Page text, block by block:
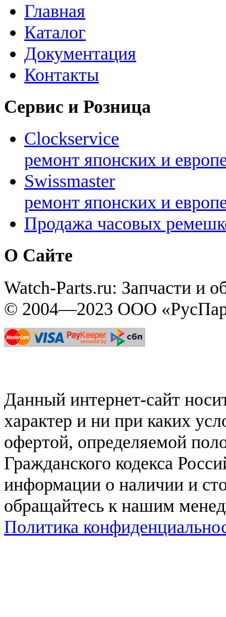
Главная
Каталог
Документация
Контакты
Сервис и Розница
Clockservice
ремонт японских и
Swissmaster
ремонт японских и
Продажа часовых
О Сайте
Watch-Parts.ru: Запчасти и
© 2004—2023 ООО
Данный интернет-сайт
характер и ни при каких
офертой, определяемой
Гражданского кодекса
информации о наличии и
обращайтесь к нашим
Политика